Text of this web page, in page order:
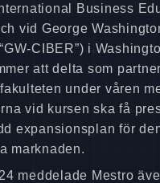
Business
vid George
CIBER”) i
att delta som
under våren
vid kursen ska få
expansionsplan för
marknaden.
meddelade Mestro